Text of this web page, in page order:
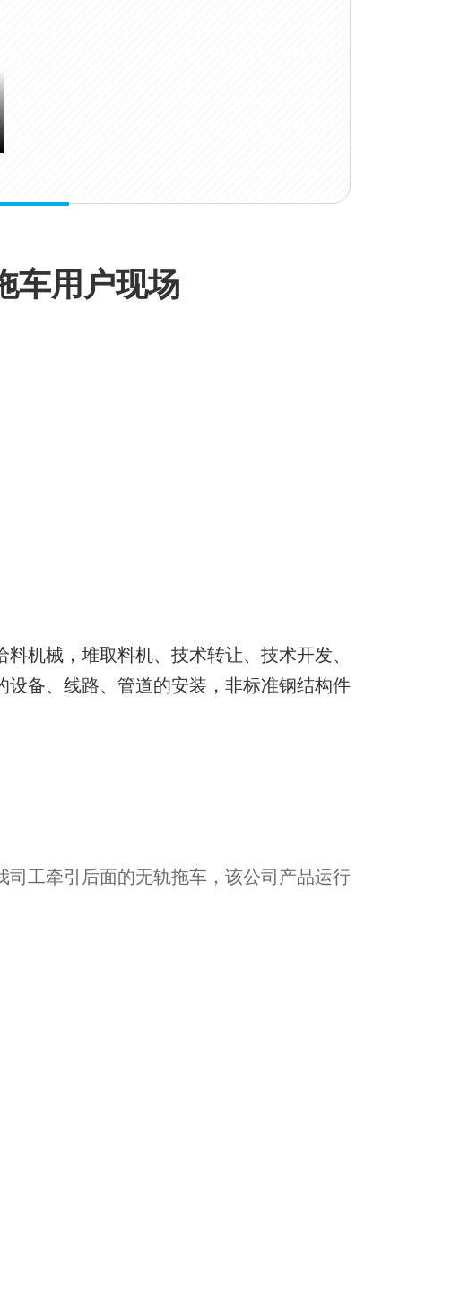
车用户现场
机械，堆取料机、技术转让、技术开发、
备、线路、管道的安装，非标准钢结构件
司工牵引后面的无轨拖车，该公司产品运行